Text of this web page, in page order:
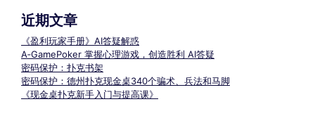
近期文章
《盈利玩家手册》AI答疑解惑
A‑GamePoker 掌握心理游戏，创造胜利 AI答疑
密码保护：扑克书架
密码保护：德州扑克现金桌340个骗术、兵法和马脚
《现金桌扑克新手入门与提高课》